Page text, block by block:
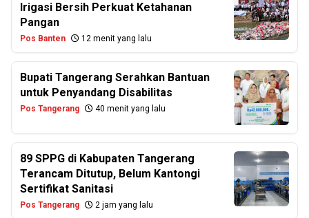
Irigasi Bersih Perkuat Ketahanan
Pangan
Pos Banten 12 menit yang lalu
Bupati Tangerang Serahkan Bantuan
untuk Penyandang Disabilitas
Pos Tangerang 40 menit yang lalu
89 SPPG di Kabupaten Tangerang
Terancam Ditutup, Belum Kantongi
Sertifikat Sanitasi
Pos Tangerang 2 jam yang lalu